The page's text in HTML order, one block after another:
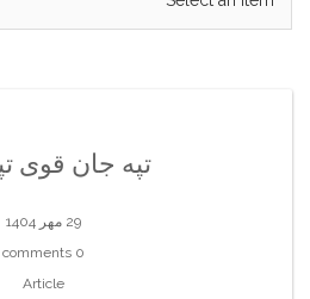
تپه جان قوی
29 مهر 1404
0 comments
Article